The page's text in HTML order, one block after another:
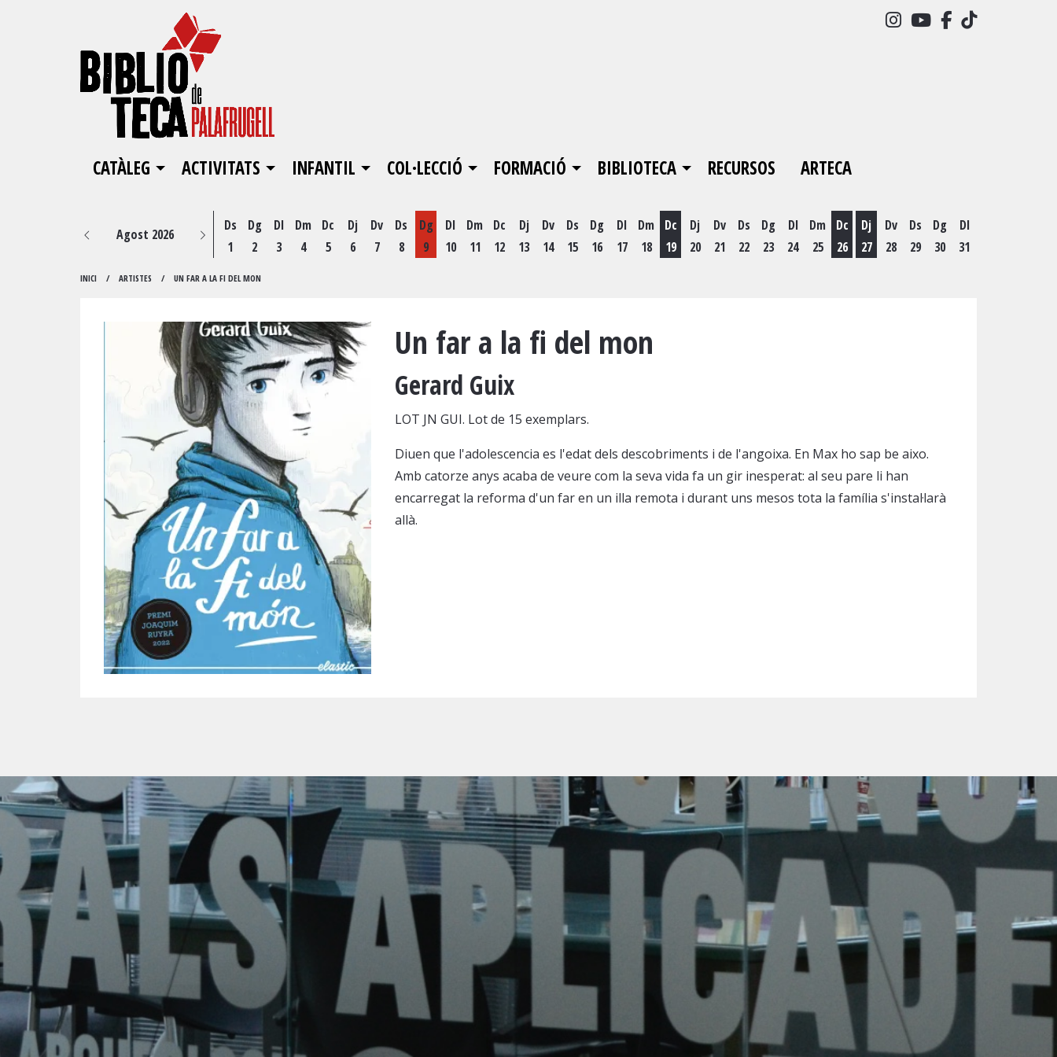
Link a instagram
Link a youtube
Link aLink a
CATÀLEG ACTIVITATS INFANTIL COL·LECCIÓ FORMACIÓ BIBLIOTECA RECURSOS ARTECA
Agost 2026
Ds
1
Dg
2
Dl
3
Dm
4
Dc
5
Dj
6
Dv
7
Ds
8
Dg
9
Dl
10
Dm
11
Dc
12
Dj
13
Dv
14
Ds
15
Dg
16
Dl
17
Dm
18
Dc
19
Dj
20
Dv
21
Ds
22
Dg
23
Dl
24
Dm
25
Dc
26
Dj
27
Dv
28
Ds
29
Dg
30
Dl
31
INICI ARTISTES UN FAR A LA FI DEL MON
Un far a la fi del mon
Gerard Guix
LOT JN GUI. Lot de 15 exemplars.
Diuen que l'adolescencia es l'edat dels descobriments i de l'angoixa. En Max ho sap be aixo.
Amb catorze anys acaba de veure com la seva vida fa un gir inesperat: al seu pare li han
encarregat la reforma d'un far en un illa remota i durant uns mesos tota la família s'instal·larà
allà.